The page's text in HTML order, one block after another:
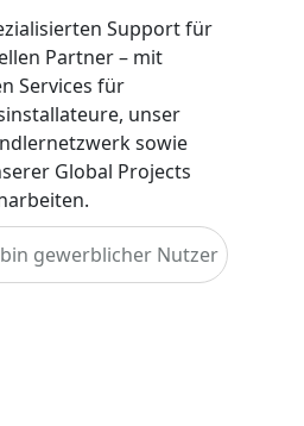
Support für
Partner – mit
Services für
unser
sowie
Global Projects
gewerblicher Nutzer